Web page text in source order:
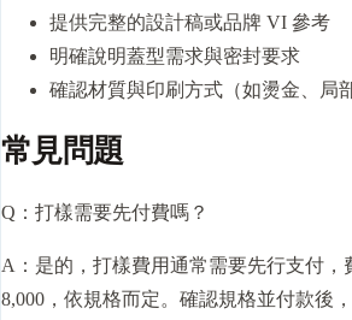
提供完整的設計稿或品牌 VI 參考
明確說明蓋型需求與密封要求
確認材質與印刷方式（如燙金、局
常見問題
Q：打樣需要先付費嗎？
A：是的，打樣費用通常需要先行支付，
8,000，依規格而定。確認規格並付款後